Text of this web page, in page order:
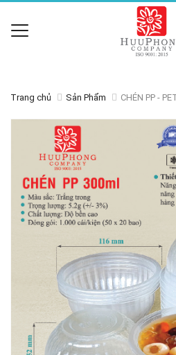
Trang chủ Sản Phẩm CHÉN PP -